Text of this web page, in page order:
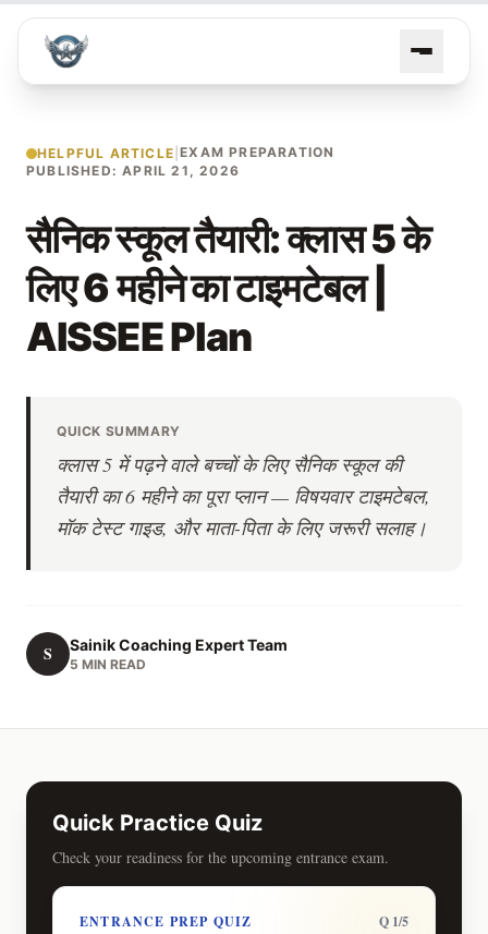
HELPFUL ARTICLE |EXAM PREPARATION
PUBLISHED: APRIL 21, 2026
सैनिक स्कूल तैयारी: क्लास 5 के
लिए 6 महीने का टाइमटेबल |
AISSEE Plan
QUICK SUMMARY
क्लास 5 में पढ़ने वाले बच्चों के लिए सैनिक स्कूल की
तैयारी का 6 महीने का पूरा प्लान — विषयवार टाइमटेबल,
मॉक टेस्ट गाइड, और माता-पिता के लिए जरूरी सलाह।
S Sainik Coaching Expert Team
5 MIN READ
Quick Practice Quiz
Check your readiness for the upcoming entrance exam.
ENTRANCE PREP QUIZ Q 1/5